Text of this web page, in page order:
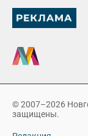
© 2007–2026
защищены.